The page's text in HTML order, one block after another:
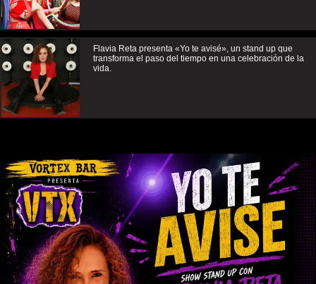
Flavia Reta presenta «Yo te avisé», un stand up que
transforma el paso del tiempo en una celebración de la
vida.